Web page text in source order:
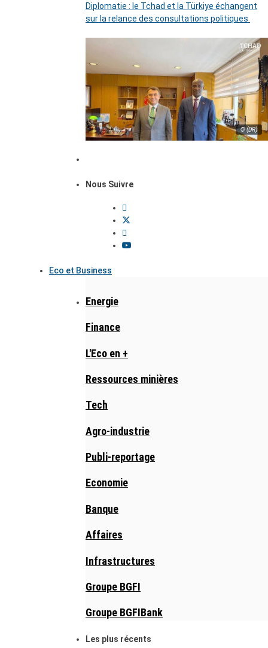
Diplomatie : le Tchad et la Türkiye échangent
sur la relance des consultations politiques
© (DR)
Nous Suivre
Eco et Business
Energie
Finance
L'Eco en +
Ressources minières
Tech
Agro-industrie
Publi-reportage
Economie
Banque
Affaires
Infrastructures
Groupe BGFI
Groupe BGFIBank
Les plus récents